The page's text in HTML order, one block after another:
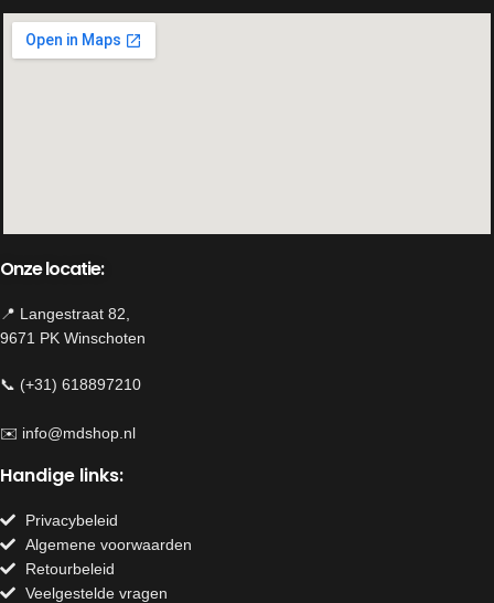
Geschikt voor binnen en buiten
Diameter: 8, 10, 12cm
Perfect voor een landelijke kerstsfeer
Onze locatie:
📍 Langestraat 82,
9671 PK Winschoten
📞 (+31) 618897210
✉️ info@mdshop.nl
Handige links:
Privacybeleid
Algemene voorwaarden
Retourbeleid
Veelgestelde vragen